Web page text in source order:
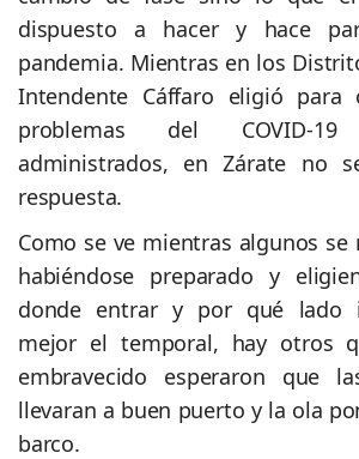
dispuesto a hacer y hace
pandemia. Mientras en los
Intendente Cáffaro eligió para
problemas del COVID-
administrados, en Zárate no
respuesta.
Como se ve mientras algunos
habiéndose preparado y
donde entrar y por qué lado
mejor el temporal, hay otros
embravecido esperaron que
llevaran a buen puerto y la ola
barco.